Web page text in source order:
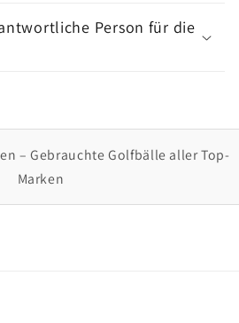
Person für die
– Gebrauchte Golfbälle aller Top-
Marken